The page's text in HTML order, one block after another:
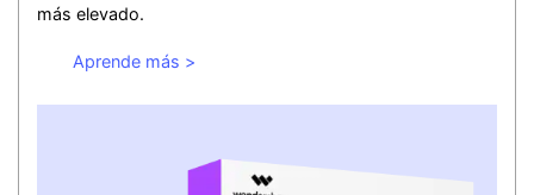
más elevado.
Aprende más >